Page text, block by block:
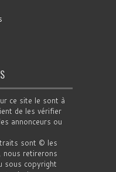
ce site le sont à
de les vérifier
annonceurs ou
sont © les
nous retirerons
sous copyright